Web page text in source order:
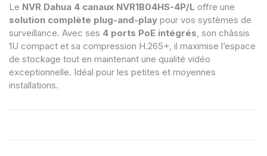
Le NVR Dahua 4 canaux NVR1B04HS-4P/L offre une
solution complète plug-and-play pour vos systèmes de
surveillance. Avec ses 4 ports PoE intégrés , son châssis
1U compact et sa compression H.265+, il maximise l’espace
de stockage tout en maintenant une qualité vidéo
exceptionnelle. Idéal pour les petites et moyennes
installations.